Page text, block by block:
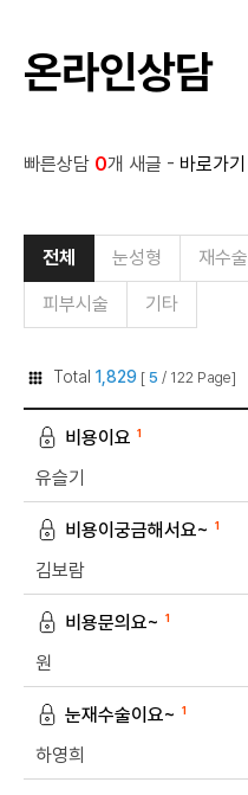
온라인상담
빠른상담 0개 새글 - 바로가기
전체 눈성형 재수술
피부시술 기타
Total 1,829 [ 5 / 122 Page]
비용이요 1
유슬기
비용이궁금해서요~ 1
김보람
비용문의요~ 1
원
눈재수술이요~ 1
하영희